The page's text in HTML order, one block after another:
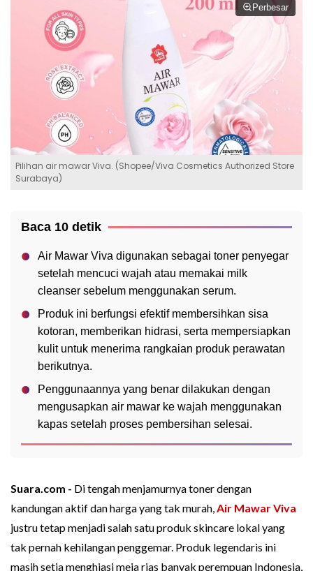
Perbesar
Pilihan air mawar Viva. (Shopee/Viva Cosmetics Authorized Store
Surabaya)
Baca 10 detik
Air Mawar Viva digunakan sebagai toner penyegar
setelah mencuci wajah atau memakai milk
cleanser sebelum menggunakan serum.
Produk ini berfungsi efektif membersihkan sisa
kotoran, memberikan hidrasi, serta mempersiapkan
kulit untuk menerima rangkaian produk perawatan
berikutnya.
Penggunaannya yang benar dilakukan dengan
mengusapkan air mawar ke wajah menggunakan
kapas setelah proses pembersihan selesai.
Suara.com - Di tengah menjamurnya toner dengan
kandungan aktif dan harga yang tak murah,Air Mawar Viva
justru tetap menjadi salah satu produk skincare lokal yang
tak pernah kehilangan penggemar. Produk legendaris ini
masih setia menghiasi meja rias banyak perempuan Indonesia,